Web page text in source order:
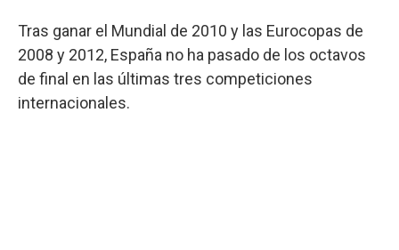
Tras ganar el Mundial de 2010 y las Eurocopas de
2008 y 2012, España no ha pasado de los octavos
de final en las últimas tres competiciones
internacionales.